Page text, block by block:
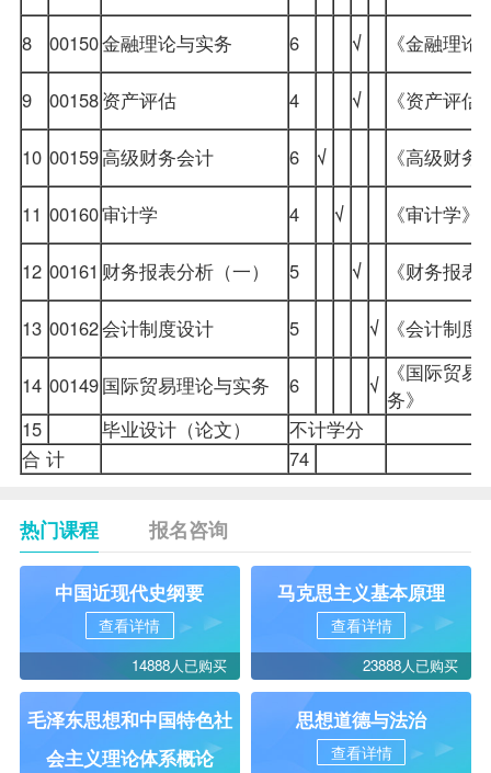
8 00150金融理论与实务 6 √ 《金融理论
9 00158资产评估 4 √ 《资产评估
10 00159高级财务会计 6 √ 《高级财务
11 00160审计学 4 √ 《审计学》
12 00161 财务报表分析（一） 5 √ 《财务报表
13 00162会计制度设计 5 √ 《会计制度
14 00149国际贸易理论与实务 6 √
《国际贸易
务》
15
毕业设计（论文）
不计学分
合 计
74
热门课程 报名咨询
中国近现代史纲要
查看详情
14888人已购买
马克思主义基本原理
查看详情
23888人已购买
毛泽东思想和中国特色社
会主义理论体系概论
思想道德与法治
查看详情